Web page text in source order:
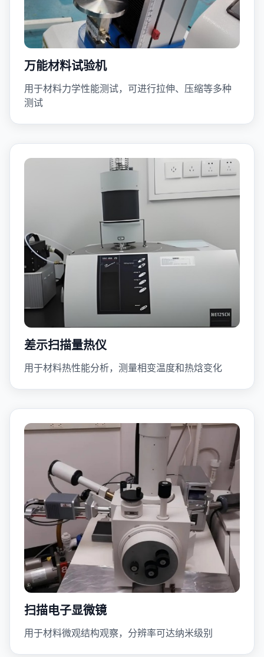
万能材料试验机
用于材料力学性能测试，可进行拉伸、压缩等多种
测试
差示扫描量热仪
用于材料热性能分析，测量相变温度和热焓变化
扫描电子显微镜
用于材料微观结构观察，分辨率可达纳米级别